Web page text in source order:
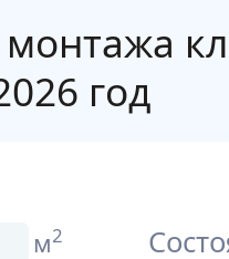
монтажа
год
м2